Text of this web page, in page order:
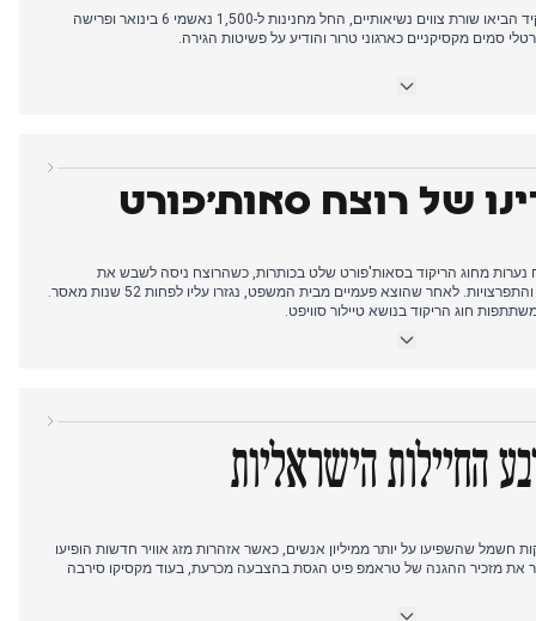
שעותיו הראשונות של טראמפ בתפקיד הביאו שורת צווים נשיאותיים, החל מחנינות ל-1,500 נאשמי 6 בינואר ופרישה
סמים מקסיקניים כארגוני טרור והודיע על פשיטות הגירה.
שהתוקף הודה בנשיאת סכינים עשר פעמים לפני הרצח, עם ראיות לרכישה קלה
פשיטות הגירה בכנסיות ובתי ספר, בעוד מדינות דמוקרטיות מתכוננות
מכוח לידה.של רוצח סאות'פורט
נערות מחוג הריקוד בסאות'פורט שלט בכותרות, כשהרוצח ניסה לשבש את
ההליכים באמצעות תביעות רפואיות והתפרצויות. לאחר שהוצא פעמיים מבית המשפט, נגזרו עליו לפחות 52 שנות מאסר.
חוג הריקוד בנושא טיילור סוויפט.
יצר מספר קווי סיפור, כשביטל את החששות מאבטחת טיקטוק, הגן על
חסרת תקדים, מה שהוביל להתראות אדומות נדירות וסגירת בתי ספר. דו"ח חסוי
לונדון חסר מעמד חוקי, בעוד הלייבור רמז על תוכניות לריכוך חוקי המס על
החיילות הישראליות
חשמל שהשפיעו על יותר ממיליון אנשים, כאשר אזהרות מזג אוויר חדשות הופיעו
את מזכיר ההגנה של טראמפ פיט הגסת בהצבעה מכרעת, בעוד מקסיקו סירבה